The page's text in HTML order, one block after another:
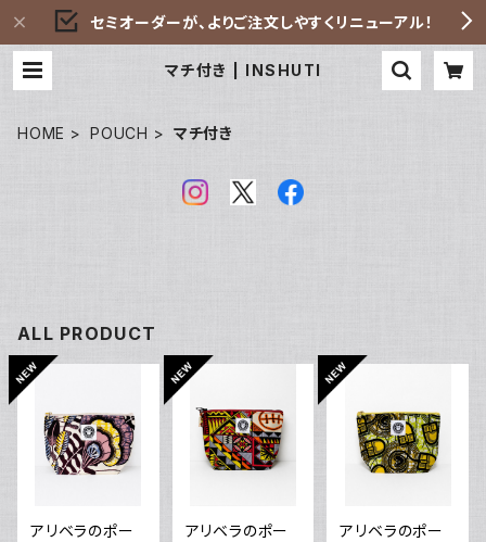
セミオーダーが、よりご注文しやすくリニューアル！
マチ付き | INSHUTI
HOME POUCH マチ付き
ALL PRODUCT
アリベラのポー
アリベラのポー
アリベラのポー